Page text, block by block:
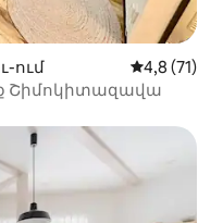
ում Միջին
4,8 (71)
Շիմոկիտազավա